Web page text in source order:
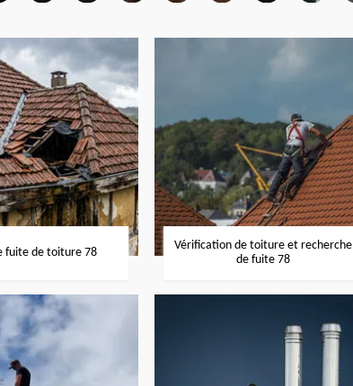
fuite de toiture 78
Vérification de toiture et recherche
de fuite 78